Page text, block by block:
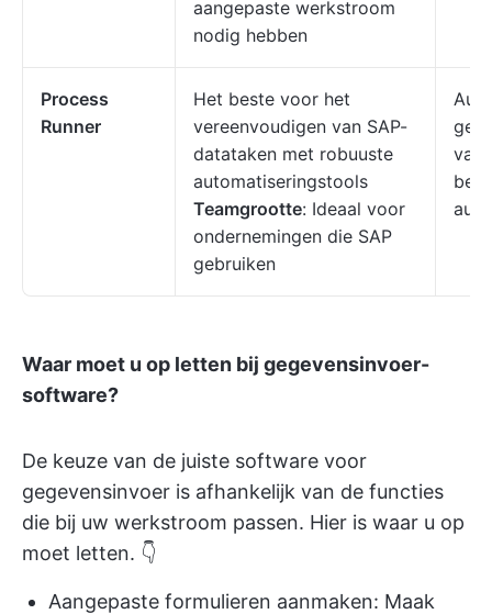
aangepaste werkstroom
nodig hebben
Process
Runner
Het beste voor het
vereenvoudigen van SAP-
datataken met robuuste
automatiseringstools
Teamgrootte: Ideaal voor
ondernemingen die SAP
gebruiken
Waar moet u op letten bij gegevensinvoer-
software?
De keuze van de juiste software voor
gegevensinvoer is afhankelijk van de functies
die bij uw werkstroom passen. Hier is waar u op
moet letten. 👇
Aangepaste formulieren aanmaken: Maak